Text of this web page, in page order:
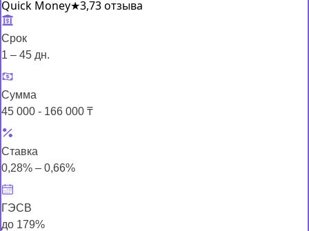
Quick Money★3,73 отзыва
Срок
1 – 45 дн.
Сумма
45 000 - 166 000 ₸
Ставка
0,28% – 0,66%
ГЭСВ
до 179%